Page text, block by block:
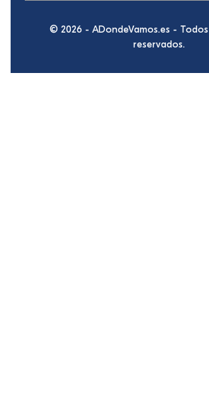
© 2026 - ADondeVamos.es -
reservados.